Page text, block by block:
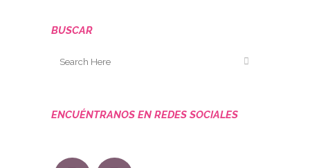
BUSCAR
ENCUÉNTRANOS EN REDES SOCIALES